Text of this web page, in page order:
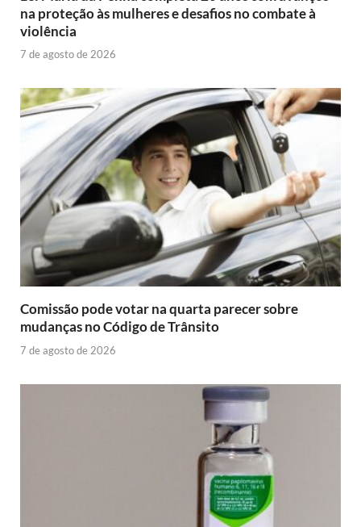
na proteção às mulheres e desafios no combate à
violência
7 de agosto de 2026
Comissão pode votar na quarta parecer sobre
mudanças no Código de Trânsito
7 de agosto de 2026